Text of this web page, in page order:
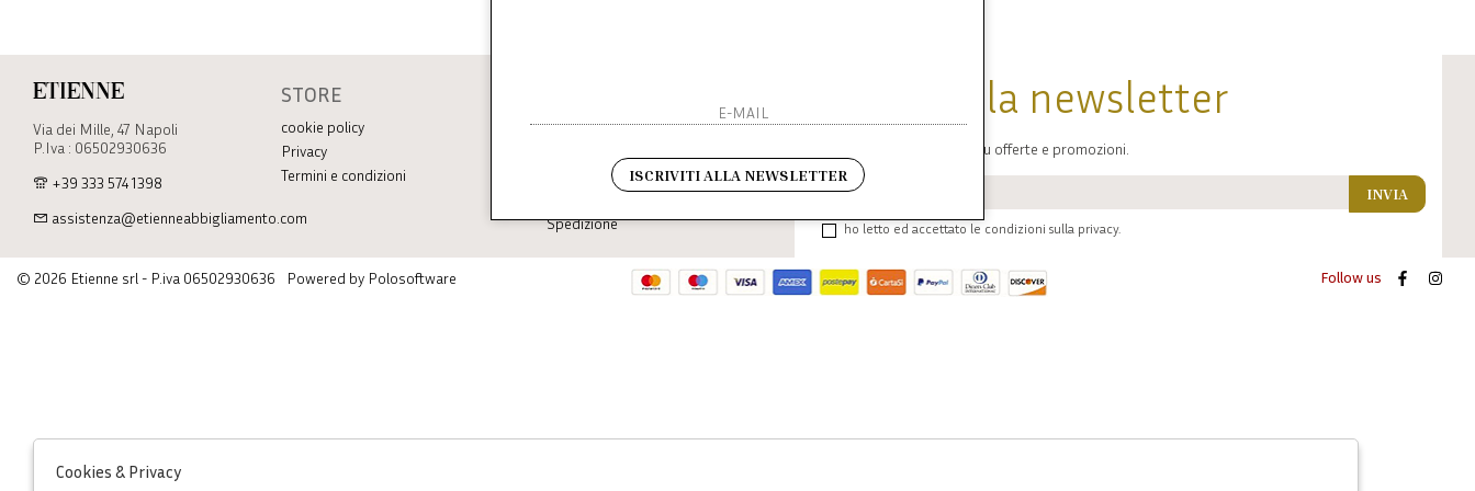
Etienne
Via dei Mille, 47 Napoli
P.Iva : 06502930636
+39 333 574 1398
assistenza@etienneabbigliamento.com
STORE
cookie policy
Privacy
Termini e condizioni
L'azienda
Spedizione
Iscriviti alla newsletter
Sarai sempre aggiornato su offerte e promozioni.
ho letto ed accettato le condizioni sulla privacy.
INVIA
© 2026 Etienne srl - P.iva 06502930636 Powered by Polosoftware Follow us
ISCRIVITI ALLA NEWSLETTER
Cookies & Privacy